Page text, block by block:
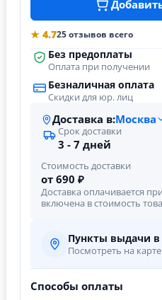
★ 4.725 отзывов всего
Без предоплаты
Оплата при получении
Безналичная оплата
Скидки для юр. лиц
Доставка в:Москва
Срок доставки
3 - 7 дней
Стоимость доставки
от 690 ₽
Доставка оплачивается
включена в стоимость
Пункты выдачи в
Посмотреть на карте
Способы оплаты